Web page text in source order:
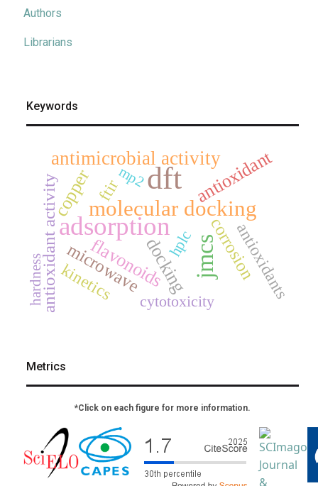
Authors
Librarians
Keywords
dft
adsorption
jmcs
molecular docking
antimicrobial activity
copper antioxidant
flavonoidsdocking
antioxidant activitymicrowave corrosion
kinetics antioxidants
ftir
cytotoxicity
hplc
hardness
mp2
Metrics
*Click on each figure for more information.